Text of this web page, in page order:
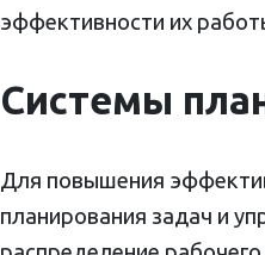
эффективности их
Системы
Для повышения
планирования задач и